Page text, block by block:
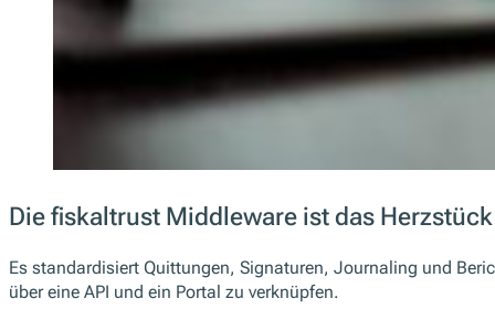
Die fiskaltrust Middleware ist das
Es standardisiert Quittungen, Signaturen, Journaling und
über eine API und ein Portal zu verknüpfen.